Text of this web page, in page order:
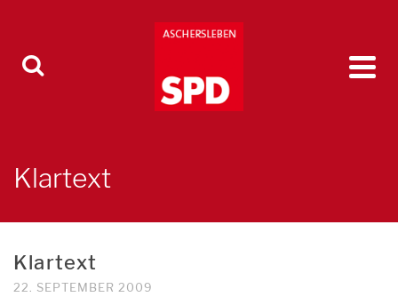
Klartext
Klartext
22. SEPTEMBER 2009